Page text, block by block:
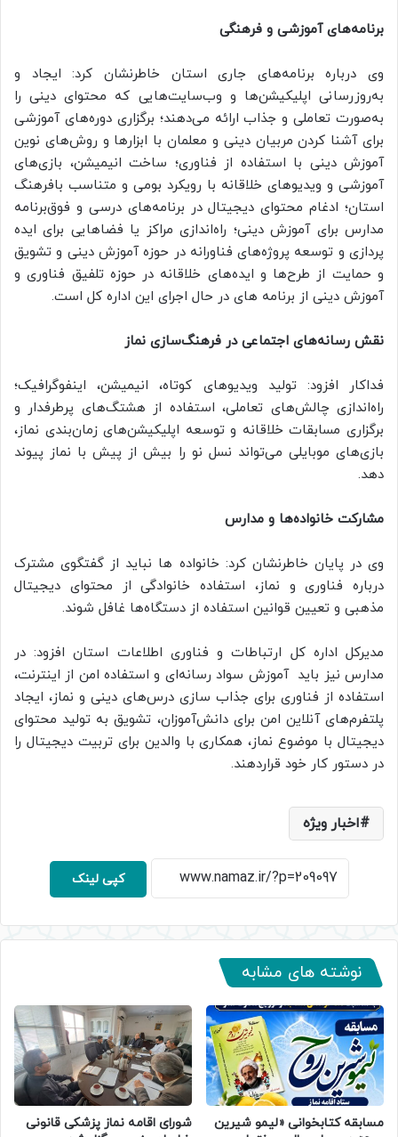
برنامه‌های آموزشی و فرهنگی
وی درباره برنامه‌های جاری استان خاطرنشان کرد: ایجاد و
به‌روزرسانی اپلیکیشن‌ها و وب‌سایت‌هایی که محتوای دینی را
به‌صورت تعاملی و جذاب ارائه می‌دهند؛ برگزاری دوره‌های آموزشی
برای آشنا کردن مربیان دینی و معلمان با ابزارها و روش‌های نوین
آموزش دینی با استفاده از فناوری؛ ساخت انیمیشن، بازی‌های
آموزشی و ویدیوهای خلاقانه با رویکرد بومی و متناسب بافرهنگ
استان؛ ادغام محتوای دیجیتال در برنامه‌های درسی و فوق‌برنامه
مدارس برای آموزش دینی؛ راه‌اندازی مراکز یا فضاهایی برای ایده
پردازی و توسعه پروژه‌های فناورانه در حوزه آموزش دینی و تشویق
و حمایت از طرح‌ها و ایده‌های خلاقانه در حوزه تلفیق فناوری و
آموزش دینی از برنامه های در حال اجرای این اداره کل است.
نقش رسانه‌های اجتماعی در فرهنگ‌سازی نماز
فداکار افزود: تولید ویدیوهای کوتاه، انیمیشن، اینفوگرافیک؛
راه‌اندازی چالش‌های تعاملی، استفاده از هشتگ‌های پرطرفدار و
برگزاری مسابقات خلاقانه و توسعه اپلیکیشن‌های زمان‌بندی نماز،
بازی‌های موبایلی می‌تواند نسل نو را بیش از پیش با نماز پیوند
دهد.
مشارکت خانواده‌ها و مدارس
وی در پایان خاطرنشان کرد: خانواده ها نباید از گفتگوی مشترک
درباره فناوری و نماز، استفاده خانوادگی از محتوای دیجیتال
مذهبی و تعیین قوانین استفاده از دستگاه‌ها غافل شوند.
مدیرکل اداره کل ارتباطات و فناوری اطلاعات استان افزود: در
مدارس نیز باید آموزش سواد رسانه‌ای و استفاده امن از اینترنت،
استفاده از فناوری برای جذاب سازی درس‌های دینی و نماز، ایجاد
پلتفرم‌های آنلاین امن برای دانش‌آموزان، تشویق به تولید محتوای
دیجیتال با موضوع نماز، همکاری با والدین برای تربیت دیجیتال را
در دستور کار خود قراردهند.
اخبار ویژه
کپی لینک
نوشته های مشابه
مسابقه کتابخوانی «لیمو شیرین
شورای اقامه نماز پزشکی قانونی